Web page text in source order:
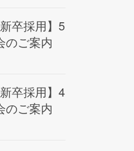
卒採用】5
のご案内
卒採用】4
のご案内